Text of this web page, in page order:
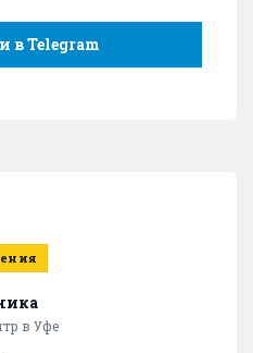
в Telegram
в Уфе